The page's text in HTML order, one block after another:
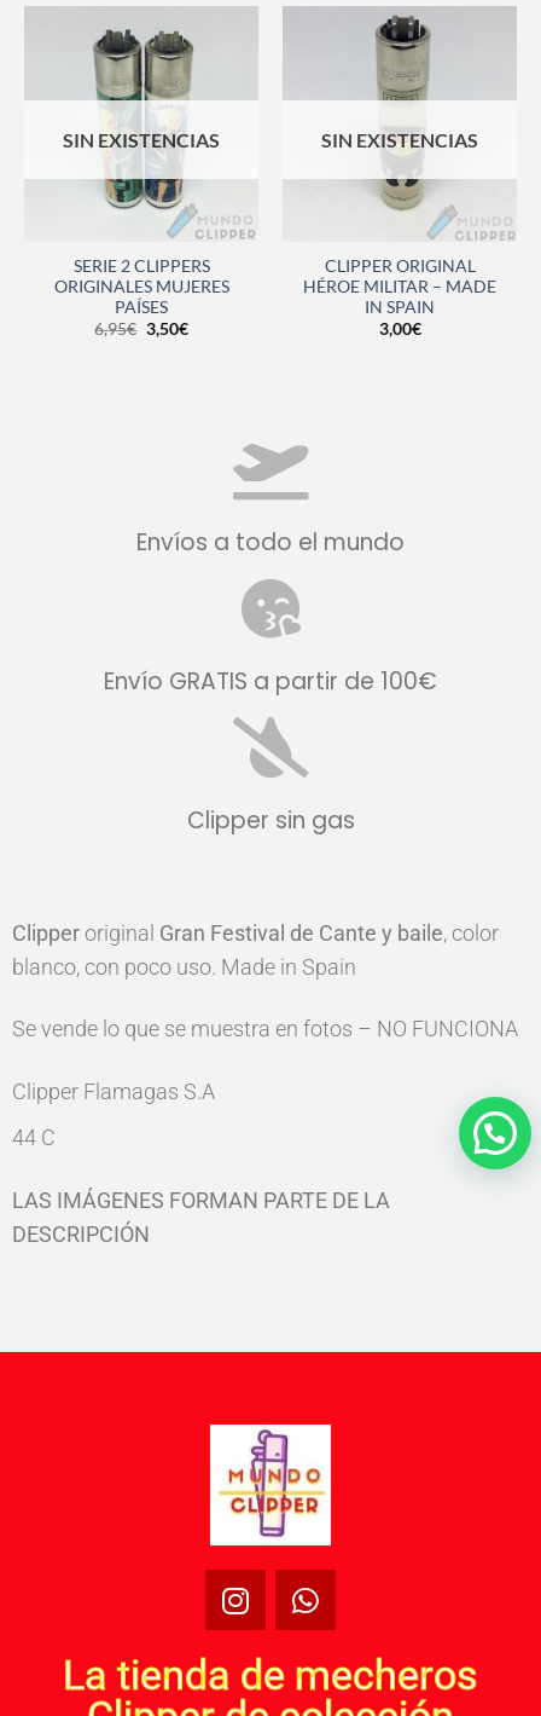
SIN EXISTENCIAS
SERIE 2 CLIPPERS
ORIGINALES MUJERES
PAÍSES
6,95€ 3,50€
SIN EXISTENCIAS
CLIPPER ORIGINAL
HÉROE MILITAR – MADE
IN SPAIN
3,00€
Envíos a todo el mundo
Envío GRATIS a partir de 100€
Clipper sin gas
Clipper original Gran Festival de Cante y baile, color
blanco, con poco uso. Made in Spain
Se vende lo que se muestra en fotos – NO FUNCIONA
Clipper Flamagas S.A
44 C
LAS IMÁGENES FORMAN PARTE DE LA
DESCRIPCIÓN
La tienda de mecheros